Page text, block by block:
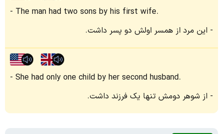
The man had two sons by his first wife.
این مرد از همسر اولش دو پسر داشت.
She had only one child by her second husband.
از شوهر دومش تنها یک فرزند داشت.